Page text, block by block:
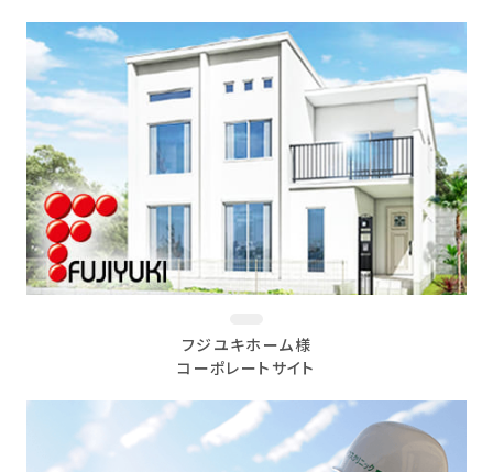
フジユキホーム様
コーポレートサイト